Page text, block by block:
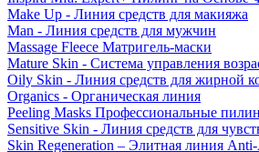
Make Up - Линия средств для макияжа
Man - Линия средств для мужчин
Massage Fleece Матригель-маски
Mature Skin - Система управления
Oily Skin - Линия средств для жирной
Organics - Органическая линия
Peeling Masks Профессиональные
Sensitive Skin - Линия средств для
Skin Regeneration – Элитная линия